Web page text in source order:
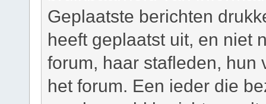
Geplaatste berichten
heeft geplaatst uit, en niet
forum, haar stafleden, hun
het forum. Een ieder die